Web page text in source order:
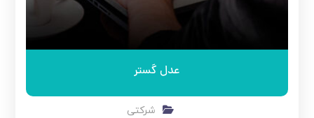
عدل گستر
شرکتی